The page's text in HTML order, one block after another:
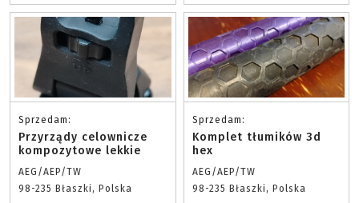
Sprzedam:
Przyrządy celownicze
kompozytowe lekkie
AEG/AEP/TW
98-235 Błaszki, Polska
Sprzedam:
Komplet tłumików 3d
hex
AEG/AEP/TW
98-235 Błaszki, Polska